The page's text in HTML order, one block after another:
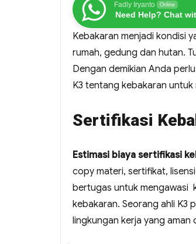
Fadly Iryanto Online
Need Help? Chat
Kebakaran menjadi kondisi
rumah, gedung dan hutan.
Dengan demikian Anda
K3 tentang kebakaran
Sertifikasi
Estimasi biaya sertifikasi
copy materi, sertifikat,
bertugas untuk mengawasi
kebakaran. Seorang ahli K3
lingkungan kerja yang